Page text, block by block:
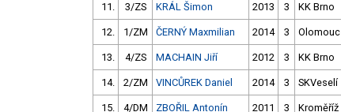
11. 3/ZS KRÁL Šimon 2013 3 KK Brno
12. 1/ZM ČERNÝ Maxmilian 2014 3 Olomouc
13. 4/ZS MACHAIN Jiří 2012 3 KK Brno
14. 2/ZM VINCŮREK Daniel 2014 3 SKVeselí
15. 4/DM ZBOŘIL Antonín 2011 3 Kroměříž